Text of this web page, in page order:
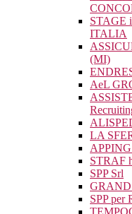
STAGE
ITALIA
(MI)
AeL
LA
STRAF
SPP Srl
SPP